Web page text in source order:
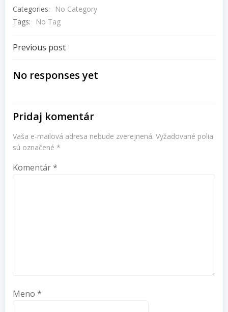
Categories:
No Category
Tags:
No Tag
Navigácia
v
Previous post
No responses yet
Pridaj komentár
Vaša e-mailová adresa nebude zverejnená. Vyžadované polia
sú označené *
Komentár*
Meno *